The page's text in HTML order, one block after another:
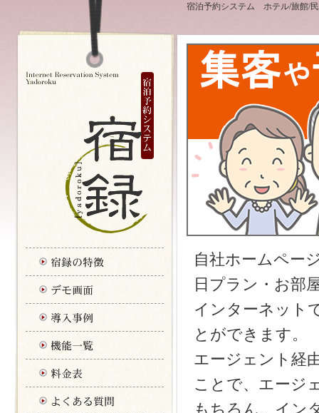
宿泊予約システム ホテル/旅館/
自社ホームペー
日プラン・お部
インターネット
とができます。
エージェント経
ことで、エージ
もちろん、イン